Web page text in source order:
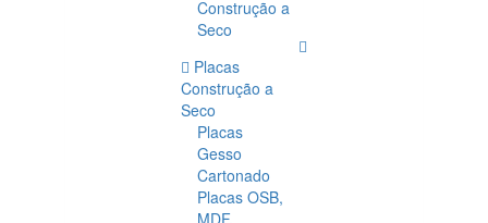
Construção a
Seco
Placas
Construção a
Seco
Placas
Gesso
Cartonado
Placas OSB,
MDF,